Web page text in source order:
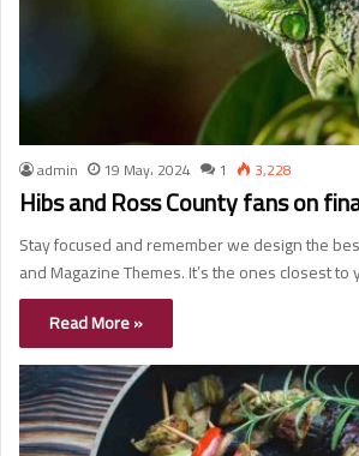
admin 19 May، 2024 1 3,228
Hibs and Ross County fans on
Stay focused and remember we design the
and Magazine Themes. It’s the ones closest to
Read More »